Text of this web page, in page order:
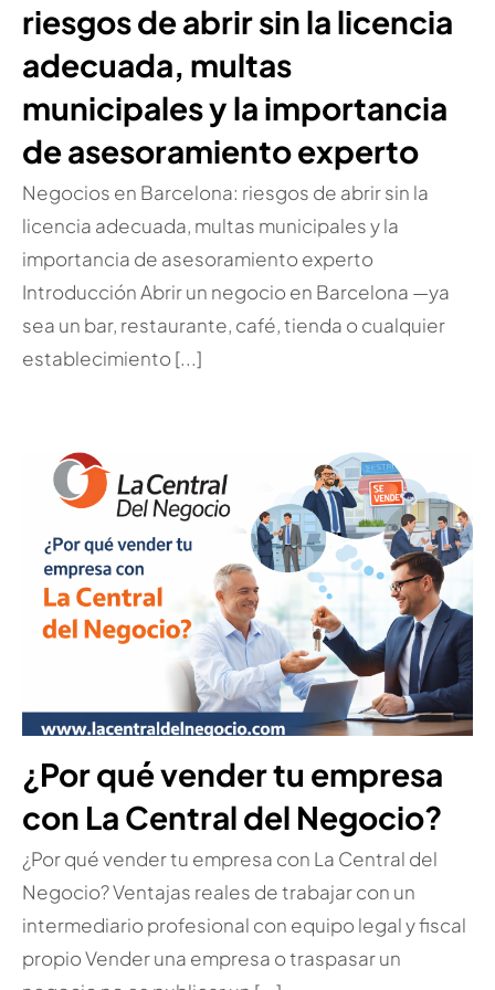
riesgos de abrir sin la licencia
adecuada, multas
municipales y la importancia
de asesoramiento experto
Negocios en Barcelona: riesgos de abrir sin la
licencia adecuada, multas municipales y la
importancia de asesoramiento experto
Introducción Abrir un negocio en Barcelona —ya
sea un bar, restaurante, café, tienda o cualquier
establecimiento [...]
¿Por qué vender tu empresa
con La Central del Negocio?
¿Por qué vender tu empresa con La Central del
Negocio? Ventajas reales de trabajar con un
intermediario profesional con equipo legal y fiscal
propio Vender una empresa o traspasar un